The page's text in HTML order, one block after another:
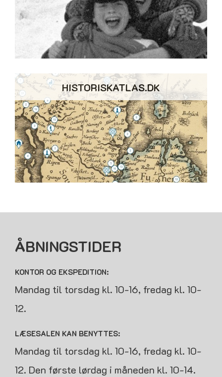
HISTORISKATLAS.DK
ÅBNINGSTIDER
KONTOR OG EKSPEDITION:
Mandag til torsdag kl. 10-16, fredag kl. 10-
12.
LÆSESALEN KAN BENYTTES:
Mandag til torsdag kl. 10-16, fredag kl. 10-
12. Den første lørdag i måneden kl. 10-14.